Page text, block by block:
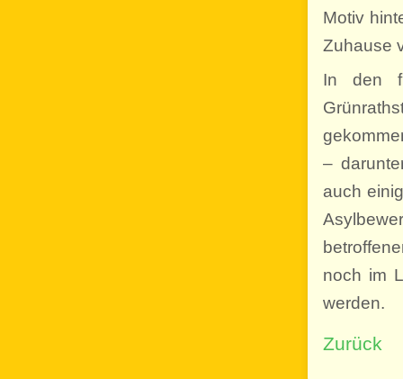
Motiv
Zuhause
In den
–
auch
noch im
werden.
Zurück